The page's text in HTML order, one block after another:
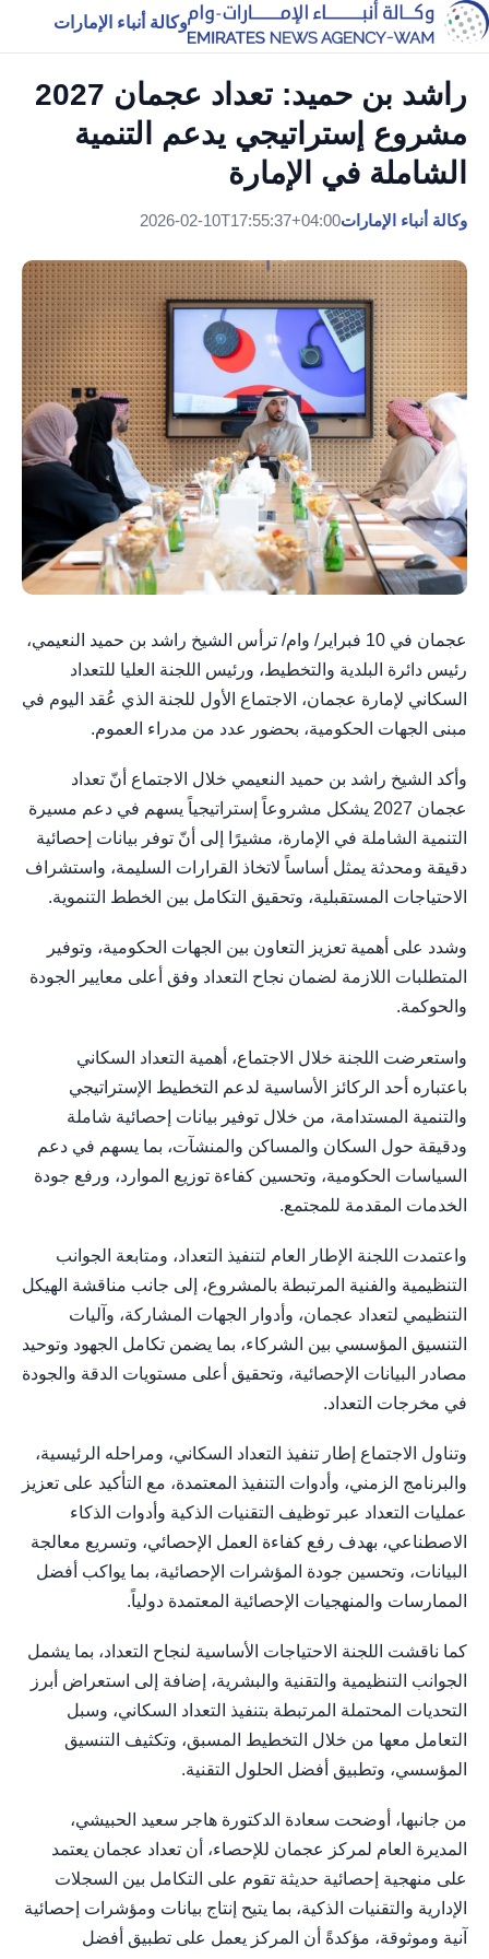
وكالة أنباء الإمارات
راشد بن حميد: تعداد عجمان 2027
مشروع إستراتيجي يدعم التنمية
الشاملة في الإمارة
وكالة أنباء الإمارات2026-02-10T17:55:37+04:00
عجمان في 10 فبراير/ وام/ ترأس الشيخ راشد بن حميد النعيمي،
رئيس دائرة البلدية والتخطيط، ورئيس اللجنة العليا للتعداد
السكاني لإمارة عجمان، الاجتماع الأول للجنة الذي عُقد اليوم في
مبنى الجهات الحكومية، بحضور عدد من مدراء العموم.
وأكد الشيخ راشد بن حميد النعيمي خلال الاجتماع أنّ تعداد
عجمان 2027 يشكل مشروعاً إستراتيجياً يسهم في دعم مسيرة
التنمية الشاملة في الإمارة، مشيرًا إلى أنّ توفر بيانات إحصائية
دقيقة ومحدثة يمثل أساساً لاتخاذ القرارات السليمة، واستشراف
الاحتياجات المستقبلية، وتحقيق التكامل بين الخطط التنموية.
وشدد على أهمية تعزيز التعاون بين الجهات الحكومية، وتوفير
المتطلبات اللازمة لضمان نجاح التعداد وفق أعلى معايير الجودة
والحوكمة.
واستعرضت اللجنة خلال الاجتماع، أهمية التعداد السكاني
باعتباره أحد الركائز الأساسية لدعم التخطيط الإستراتيجي
والتنمية المستدامة، من خلال توفير بيانات إحصائية شاملة
ودقيقة حول السكان والمساكن والمنشآت، بما يسهم في دعم
السياسات الحكومية، وتحسين كفاءة توزيع الموارد، ورفع جودة
الخدمات المقدمة للمجتمع.
واعتمدت اللجنة الإطار العام لتنفيذ التعداد، ومتابعة الجوانب
التنظيمية والفنية المرتبطة بالمشروع، إلى جانب مناقشة الهيكل
التنظيمي لتعداد عجمان، وأدوار الجهات المشاركة، وآليات
التنسيق المؤسسي بين الشركاء، بما يضمن تكامل الجهود وتوحيد
مصادر البيانات الإحصائية، وتحقيق أعلى مستويات الدقة والجودة
في مخرجات التعداد.
وتناول الاجتماع إطار تنفيذ التعداد السكاني، ومراحله الرئيسية،
والبرنامج الزمني، وأدوات التنفيذ المعتمدة، مع التأكيد على تعزيز
عمليات التعداد عبر توظيف التقنيات الذكية وأدوات الذكاء
الاصطناعي، بهدف رفع كفاءة العمل الإحصائي، وتسريع معالجة
البيانات، وتحسين جودة المؤشرات الإحصائية، بما يواكب أفضل
الممارسات والمنهجيات الإحصائية المعتمدة دولياً.
كما ناقشت اللجنة الاحتياجات الأساسية لنجاح التعداد، بما يشمل
الجوانب التنظيمية والتقنية والبشرية، إضافة إلى استعراض أبرز
التحديات المحتملة المرتبطة بتنفيذ التعداد السكاني، وسبل
التعامل معها من خلال التخطيط المسبق، وتكثيف التنسيق
المؤسسي، وتطبيق أفضل الحلول التقنية.
من جانبها، أوضحت سعادة الدكتورة هاجر سعيد الحبيشي،
المديرة العام لمركز عجمان للإحصاء، أن تعداد عجمان يعتمد
على منهجية إحصائية حديثة تقوم على التكامل بين السجلات
الإدارية والتقنيات الذكية، بما يتيح إنتاج بيانات ومؤشرات إحصائية
آنية وموثوقة، مؤكدةً أن المركز يعمل على تطبيق أفضل